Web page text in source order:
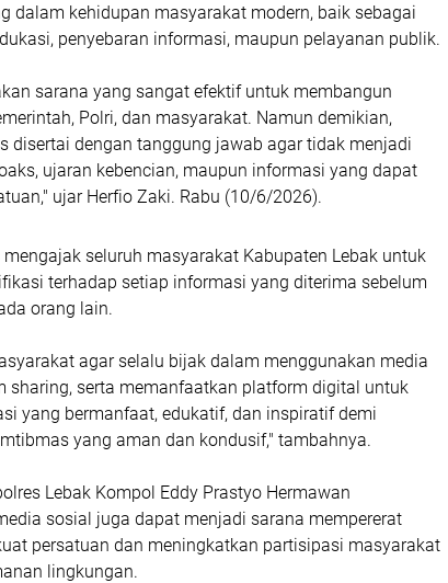
dalam kehidupan masyarakat modern, baik sebagai
penyebaran informasi, maupun pelayanan publik.
sarana yang sangat efektif untuk membangun
Polri, dan masyarakat. Namun demikian,
disertai dengan tanggung jawab agar tidak menjadi
ujaran kebencian, maupun informasi yang dapat
ujar Herfio Zaki. Rabu (10/6/2026).
seluruh masyarakat Kabupaten Lebak untuk
terhadap setiap informasi yang diterima sebelum
orang lain.
agar selalu bijak dalam menggunakan media
sharing, serta memanfaatkan platform digital untuk
yang bermanfaat, edukatif, dan inspiratif demi
yang aman dan kondusif," tambahnya.
Lebak Kompol Eddy Prastyo Hermawan
sosial juga dapat menjadi sarana mempererat
persatuan dan meningkatkan partisipasi masyarakat
lingkungan.